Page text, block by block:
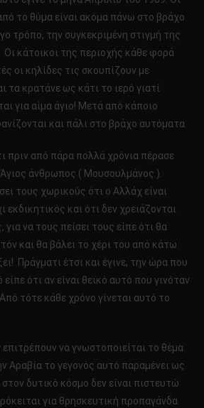
το θύμα είναι ακόμα πάνω στο βράχο
τρόπο, την συγκεκριμένη στιγμή της
Οι κάτοικοι της περιοχής κάθε φορά
οι κηλίδες τις σκουπίζουν με
τα κρατάνε ως κάτι το ιερό γιατί
για αίμα άγιο! Μετά από κάποιο
και πάλι στο βράχο αυτόματα.
πριν από πάρα πολλά χρόνια πέρασε
άνθρωπος ( Μουσουλμάνος ).
τους χωρικούς ότι ο Αλλάχ είναι
εκδικητικός και ότι δεν χρειάζονται
να τους πείσει τους είπε ότι θα
και θα βάλει το χέρι του από κάτω
Πράγματι έτσι και έγινε, την ώρα που
ότι αν είναι θεϊκό αυτό που γινόταν
τότε κάθε χρόνο γίνεται αυτό το
επιτρέπουν να γνωστοποιείται το θέμα
Αραβία το γεγονός αυτό παραμένει ως
δυτικό κόσμο δεν είναι πιστευτώ
για θρησκευτική προπαγάνδα